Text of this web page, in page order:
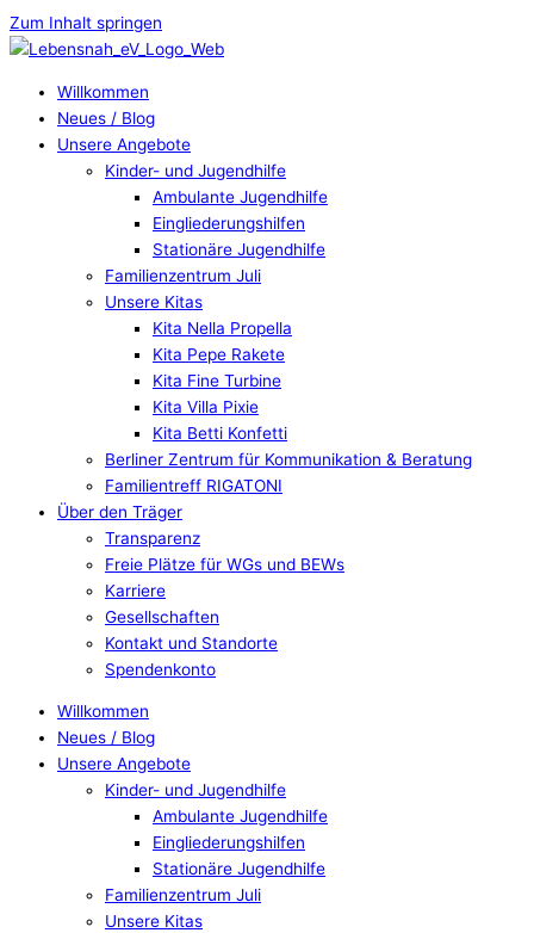
Zum Inhalt springen
Willkommen
Neues / Blog
Unsere Angebote
Kinder- und Jugendhilfe
Ambulante Jugendhilfe
Eingliederungshilfen
Stationäre Jugendhilfe
Familienzentrum Juli
Unsere Kitas
Kita Nella Propella
Kita Pepe Rakete
Kita Fine Turbine
Kita Villa Pixie
Kita Betti Konfetti
Berliner Zentrum für Kommunikation & Beratung
Familientreff RIGATONI
Über den Träger
Transparenz
Freie Plätze für WGs und BEWs
Karriere
Gesellschaften
Kontakt und Standorte
Spendenkonto
Willkommen
Neues / Blog
Unsere Angebote
Kinder- und Jugendhilfe
Ambulante Jugendhilfe
Eingliederungshilfen
Stationäre Jugendhilfe
Familienzentrum Juli
Unsere Kitas